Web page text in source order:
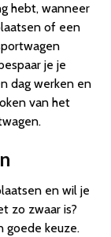
hebt, wanneer
of een
je je
dag werken en
van het
en wil je
zo zwaar is?
goede keuze.